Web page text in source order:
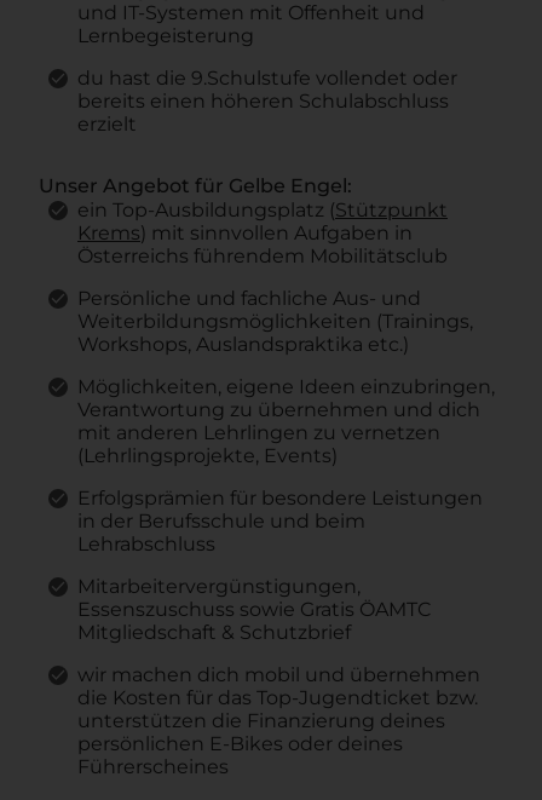
und IT-Systemen mit Offenheit und
Lernbegeisterung
du hast die 9.Schulstufe vollendet oder
bereits einen höheren Schulabschluss
erzielt
Unser Angebot für Gelbe Engel:
ein Top-Ausbildungsplatz (Stützpunkt
Krems) mit sinnvollen Aufgaben in
Österreichs führendem Mobilitätsclub
Persönliche und fachliche Aus- und
Weiterbildungsmöglichkeiten (Trainings,
Workshops, Auslandspraktika etc.)
Möglichkeiten, eigene Ideen einzubringen,
Verantwortung zu übernehmen und dich
mit anderen Lehrlingen zu vernetzen
(Lehrlingsprojekte, Events)
Erfolgsprämien für besondere Leistungen
in der Berufsschule und beim
Lehrabschluss
Mitarbeitervergünstigungen,
Essenszuschuss sowie Gratis ÖAMTC
Mitgliedschaft & Schutzbrief
wir machen dich mobil und übernehmen
die Kosten für das Top-Jugendticket bzw.
unterstützen die Finanzierung deines
persönlichen E-Bikes oder deines
Führerscheines